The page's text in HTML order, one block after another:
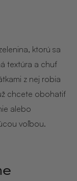
ktorú sa
textúra a chuť
z nej robia
chcete obohatiť
alebo
voľbou.